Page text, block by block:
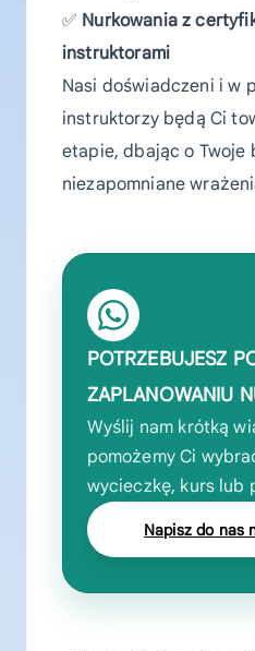
✅ Nurkowania z
instruktorami
Nasi doświadczeni i w
instruktorzy będą Ci
etapie, dbając o Twoje
niezapomniane
POTRZEBUJESZ
ZAPLANOWANIU
Wyślij nam krótką
pomożemy Ci
wycieczkę, kurs lub
Napisz do nas